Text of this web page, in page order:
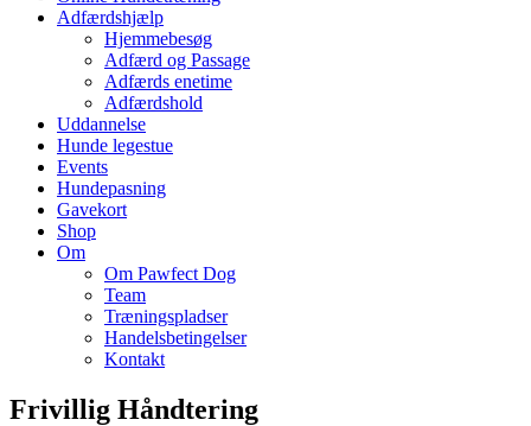
Adfærdshjælp
Hjemmebesøg
Adfærd og Passage
Adfærds enetime
Adfærdshold
Uddannelse
Hunde legestue
Events
Hundepasning
Gavekort
Shop
Om
Om Pawfect Dog
Team
Træningspladser
Handelsbetingelser
Kontakt
Frivillig Håndtering